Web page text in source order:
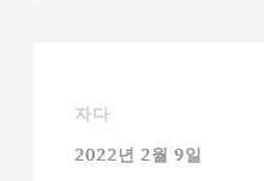
자다
2022년 2월 9일